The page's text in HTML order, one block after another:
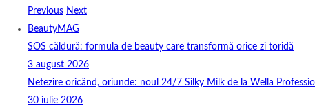
Previous Next
BeautyMAG
SOS căldură: formula de beauty care transformă orice zi toridă
3 august 2026
Netezire oricând, oriunde: noul 24/7 Silky Milk de la Wella
30 iulie 2026